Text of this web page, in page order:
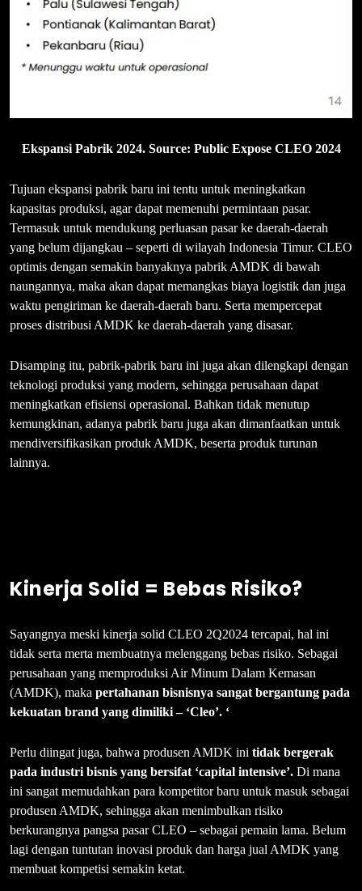
Ekspansi Pabrik 2024. Source: Public Expose CLEO 2024
Tujuan ekspansi pabrik baru ini tentu untuk meningkatkan
kapasitas produksi, agar dapat memenuhi permintaan pasar.
Termasuk untuk mendukung perluasan pasar ke daerah-daerah
yang belum dijangkau – seperti di wilayah Indonesia Timur. CLEO
optimis dengan semakin banyaknya pabrik AMDK di bawah
naungannya, maka akan dapat memangkas biaya logistik dan juga
waktu pengiriman ke daerah-daerah baru. Serta mempercepat
proses distribusi AMDK ke daerah-daerah yang disasar.
Disamping itu, pabrik-pabrik baru ini juga akan dilengkapi dengan
teknologi produksi yang modern, sehingga perusahaan dapat
meningkatkan efisiensi operasional. Bahkan tidak menutup
kemungkinan, adanya pabrik baru juga akan dimanfaatkan untuk
mendiversifikasikan produk AMDK, beserta produk turunan
lainnya.
Kinerja Solid = Bebas Risiko?
Sayangnya meski kinerja solid CLEO 2Q2024 tercapai, hal ini
tidak serta merta membuatnya melenggang bebas risiko. Sebagai
perusahaan yang memproduksi Air Minum Dalam Kemasan
(AMDK), maka pertahanan bisnisnya sangat bergantung pada
kekuatan brand yang dimiliki – ‘Cleo’. ‘
Perlu diingat juga, bahwa produsen AMDK ini tidak bergerak
pada industri bisnis yang bersifat ‘capital intensive’. Di mana
ini sangat memudahkan para kompetitor baru untuk masuk sebagai
produsen AMDK, sehingga akan menimbulkan risiko
berkurangnya pangsa pasar CLEO – sebagai pemain lama. Belum
lagi dengan tuntutan inovasi produk dan harga jual AMDK yang
membuat kompetisi semakin ketat.